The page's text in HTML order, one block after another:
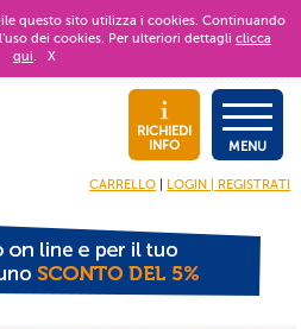
questo sito utilizza i cookies. Continuando
dei cookies. Per ulteriori dettagli clicca
qui. X
RICHIEDI
INFO
MENU
CARRELLO LOGIN | REGISTRATI